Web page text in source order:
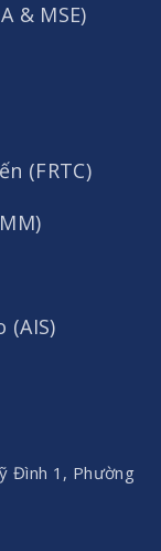
& MSE)
(FRTC)
(AIS)
Đình 1, Phường